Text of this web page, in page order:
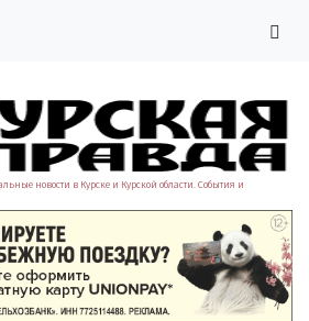
новости в Курске и Курской области. События и